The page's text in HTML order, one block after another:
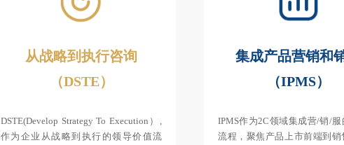
从战略到执行咨询
（DSTE）
DSTE(Develop Strategy To Execution）,
作为企业从战略到执行的领导价值流
集成产品营销和
（IPMS）
IPMS作为2C领域集成营/销/服
流程，聚焦产品上市前端到销